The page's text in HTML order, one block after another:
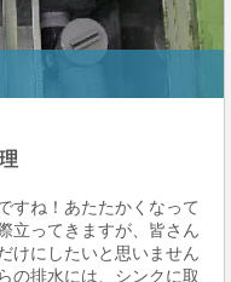
すね！あたたかくなって
立ってきますが、皆さん
けにしたいと思いません
の排水には、シンクに取